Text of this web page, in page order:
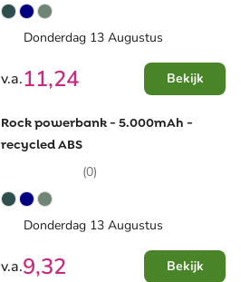
Donderdag 13 Augustus
v.a.11,24 Bekijk
Rock powerbank - 5.000mAh -
recycled ABS
(0)
Donderdag 13 Augustus
v.a.9,32 Bekijk